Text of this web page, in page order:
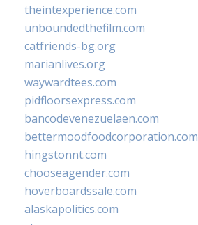
theintexperience.com
unboundedthefilm.com
catfriends-bg.org
marianlives.org
waywardtees.com
pidfloorsexpress.com
bancodevenezuelaen.com
bettermoodfoodcorporation.com
hingstonnt.com
chooseagender.com
hoverboardssale.com
alaskapolitics.com